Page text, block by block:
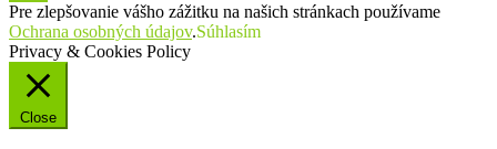
Pre zlepšovanie vášho zážitku na našich stránkach používame
Ochrana osobných údajov.Súhlasím
Privacy & Cookies Policy
Close